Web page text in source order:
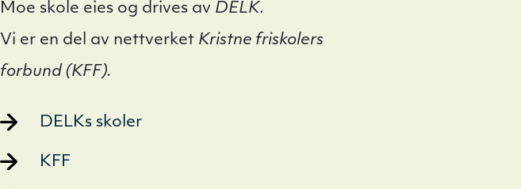
Moe skole eies og drives av DELK.
Vi er en del av nettverket Kristne friskolers
forbund (KFF).
DELKs skoler
KFF